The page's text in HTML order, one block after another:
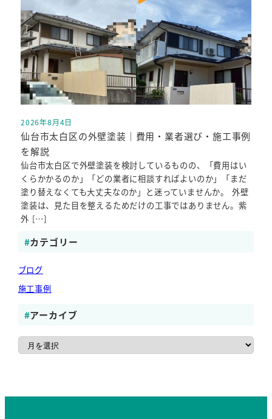
投稿日
2026年8月4日
仙台市太白区の外壁塗装｜費用・業者選び・施工事例
を解説
仙台市太白区で外壁塗装を検討しているものの、「費用はい
くらかかるのか」「どの業者に相談すればよいのか」「まだ
塗り替えなくても大丈夫なのか」と迷っていませんか。 外壁
塗装は、見た目を整えるためだけの工事ではありません。紫
外 […]
カテゴリー
ブログ
施工事例
アーカイブ
ア
ー
ブ